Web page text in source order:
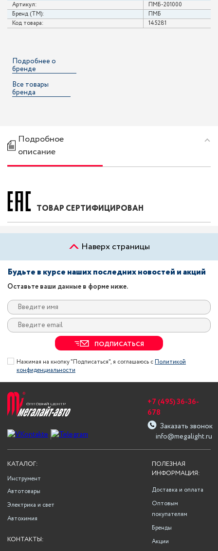
Артикул:
ПМБ-201000
Бренд (ТМ):
ПМБ
Код товара:
145281
Подробнее о
бренде
Все товары
бренда
Подробное
описание
ТОВАР СЕРТИФИЦИРОВАН
Наверх страницы
Будьте в курсе наших последних новостей и акций
Оставьте ваши данные в форме ниже.
ПОДПИСАТЬСЯ
Нажимая на кнопку "Подписаться", я соглашаюсь сПолитикой
конфиденциальности
info@megalight.ru
+7 (495) 36-36-
678
Заказать звонок
ПОЛЕЗНАЯ
ИНФОРМАЦИЯ:
Доставка и оплата
Оптовым
покупателям
Бренды
Акции
КАТАЛОГ:
Инструмент
Автотовары
Электрика и свет
Автохимия
КОНТАКТЫ: